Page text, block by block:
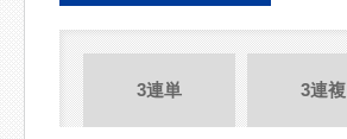
3連単 3連複